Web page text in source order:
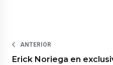
ANTERIOR
Erick Noriega en